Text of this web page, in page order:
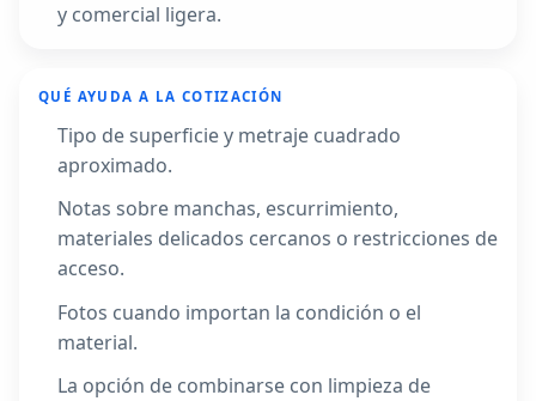
y comercial ligera.
QUÉ AYUDA A LA COTIZACIÓN
Tipo de superficie y metraje cuadrado
aproximado.
Notas sobre manchas, escurrimiento,
materiales delicados cercanos o restricciones de
acceso.
Fotos cuando importan la condición o el
material.
La opción de combinarse con limpieza de